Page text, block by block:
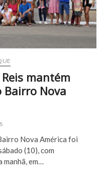
mantém
Nova
Nova América foi
(10), com
manhã, em…